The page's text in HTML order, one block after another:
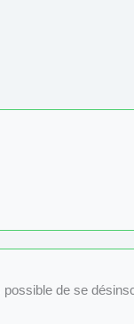
possible de se